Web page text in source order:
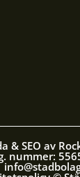
& SEO av
nummer: